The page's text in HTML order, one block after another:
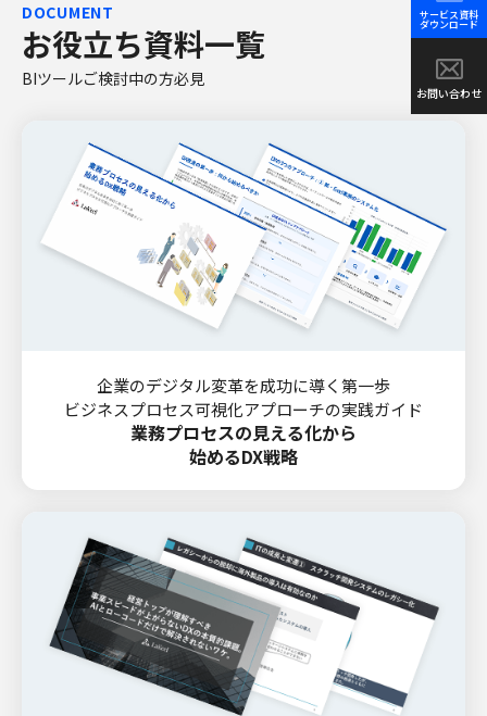
サービス資料
ダウンロード
お問い合わせ
DOCUMENT
お役立ち資料一覧
BIツールご検討中の方必見
企業のデジタル変革を成功に導く第一歩
ビジネスプロセス可視化アプローチの実践ガイド
業務プロセスの見える化から
始めるDX戦略